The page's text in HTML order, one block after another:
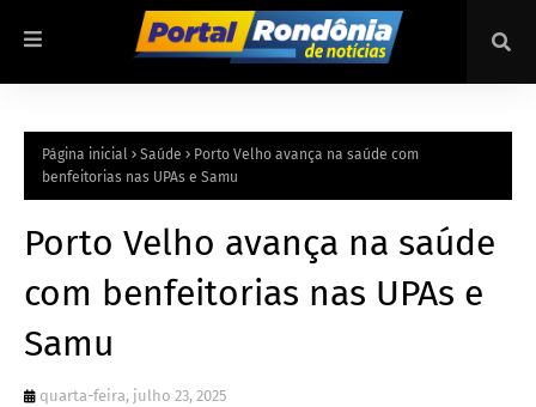
Página inicial Saúde
Porto Velho avança na saúde com
benfeitorias nas UPAs e Samu
Porto Velho avança na saúde
com benfeitorias nas UPAs e
Samu
quarta-feira, julho 23, 2025